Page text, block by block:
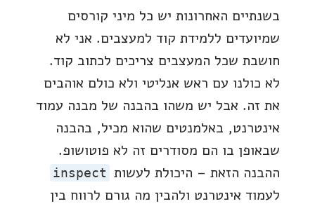
בשנתיים האחרונות יש כל מיני קורסים
שמיועדים ללמידת קוד למעצבים. אני לא
חושבת שכל המעצבים צריכים לכתוב קוד.
לא כולנו עם ראש אנליטי ולא כולם אוהבים
את זה. אבל יש משהו בהבנה של מבנה עמוד
אינטרנט, באלמנטים שהוא מכיל, בהבנה
שבאופן בו הם מסודרים זה לא פוטושופ.
ההבנה הזאת – היכולת לעשות inspect
לעמוד אינטרנט ולהבין מה גורם לרווח בין